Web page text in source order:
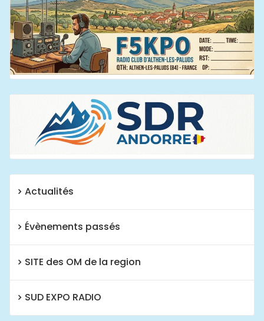
Actualités
Évènements passés
SITE des OM de la region
SUD EXPO RADIO